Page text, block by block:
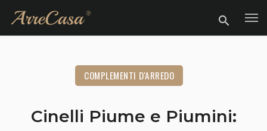
COMPLEMENTI D'ARREDO
Cinelli Piume e Piumini: